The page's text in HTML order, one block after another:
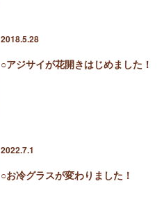
2018.5.28
○アジサイが花開きはじめました！
2022.7.1
○お冷グラスが変わりました！